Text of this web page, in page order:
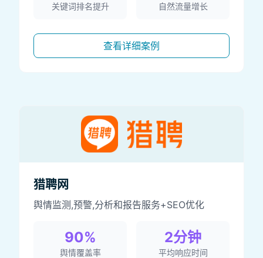
关键词排名提升 自然流量增长
查看详细案例
猎聘网
舆情监测,预警,分析和报告服务+SEO优化
90%
舆情覆盖率
2分钟
平均响应时间